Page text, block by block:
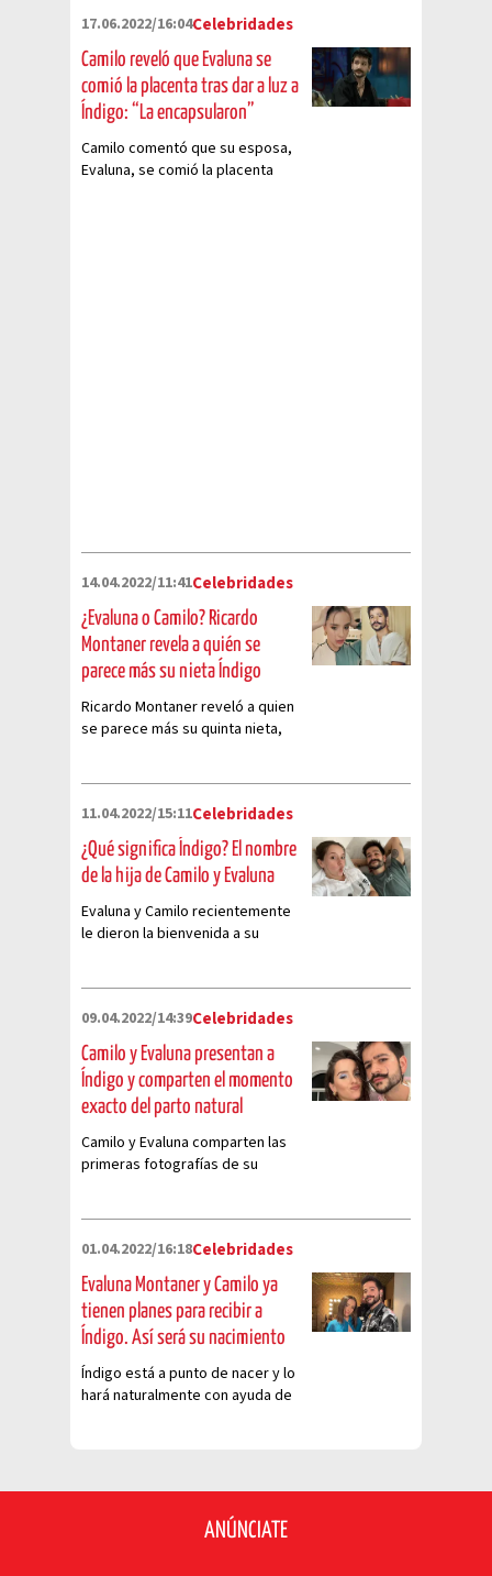
17.06.2022/16:04Celebridades
Camilo reveló que Evaluna se
comió la placenta tras dar a luz a
Índigo: “La encapsularon”
Camilo comentó que su esposa,
Evaluna, se comió la placenta
14.04.2022/11:41Celebridades
¿Evaluna o Camilo? Ricardo
Montaner revela a quién se
parece más su nieta Índigo
Ricardo Montaner reveló a quien
se parece más su quinta nieta,
11.04.2022/15:11Celebridades
¿Qué significa Índigo? El nombre
de la hija de Camilo y Evaluna
Evaluna y Camilo recientemente
le dieron la bienvenida a su
09.04.2022/14:39Celebridades
Camilo y Evaluna presentan a
Índigo y comparten el momento
exacto del parto natural
Camilo y Evaluna comparten las
primeras fotografías de su
01.04.2022/16:18Celebridades
Evaluna Montaner y Camilo ya
tienen planes para recibir a
Índigo. Así será su nacimiento
Índigo está a punto de nacer y lo
hará naturalmente con ayuda de
ANÚNCIATE